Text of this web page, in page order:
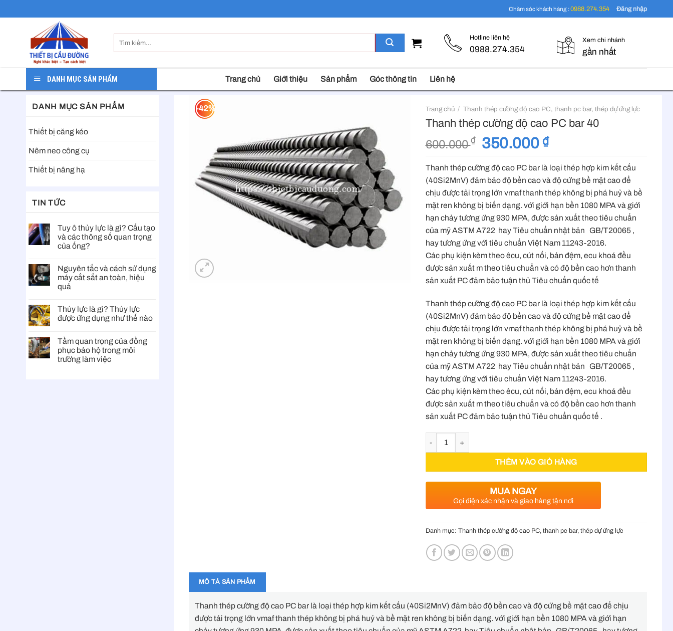
to
Chăm sóc khách hàng :0988.274.354 Đăng nhập
kiếm:
Hotline liên hệ
0988.274.354
Xem chi nhánh
gần nhất
DANH MỤC SẢN PHẨM Trang chủ Giới thiệu Sản phẩm Góc thông tin Liên hệ
DANH MỤC SẢN PHẨM
Thiết bị căng kéo
Nêm neo công cụ
Thiết bị nâng hạ
TIN TỨC
Tuy ô thủy lực là gì? Cấu tạo
và các thông số quan trọng
của ống?
Nguyên tắc và cách sử dụng
máy cắt sắt an toàn, hiệu
quả
Thủy lực là gì? Thủy lực
được ứng dụng như thế nào
Tầm quan trọng của đồng
phục bảo hộ trong môi
trường làm việc
-42% Trang chủ / Thanh thép cường độ cao PC, thanh pc bar, thép dự ứng lực
Thanh thép cường độ cao PC bar 40
600.000₫
Giá
gốc
là:
600.000 ₫.
350.000 ₫Giá
tại
là:
350.000 ₫.
Thanh thép cường độ cao PC bar là loại thép hợp kim kết cấu
(40Si2MnV) đảm bảo độ bền cao và độ cứng bề mặt cao để
chịu được tải trọng lớn vmaf thanh thép không bị phá huỷ và bề
mặt ren không bị biến dạng. với giới hạn bền 1080 MPA và giới
hạn chảy tương ứng 930 MPA, được sản xuất theo tiêu chuẩn
của mỹ ASTM A722 hay Tiêu chuẩn nhật bản GB/T20065 ,
hay tương ứng với tiêu chuẩn Việt Nam 11243-2016.
Các phụ kiện kèm theo êcu, cút nối, bản đệm, ecu khoá đều
được sản xuất m theo tiêu chuẩn và có độ bền cao hơn thanh
sản xuất PC đảm bảo tuận thủ Tiêu chuẩn quốc tế
Thanh thép cường độ cao PC bar là loại thép hợp kim kết cấu
(40Si2MnV) đảm bảo độ bền cao và độ cứng bề mặt cao để
chịu được tải trọng lớn vmaf thanh thép không bị phá huỷ và bề
mặt ren không bị biến dạng. với giới hạn bền 1080 MPA và giới
hạn chảy tương ứng 930 MPA, được sản xuất theo tiêu chuẩn
của mỹ ASTM A722 hay Tiêu chuẩn nhật bản GB/T20065 ,
hay tương ứng với tiêu chuẩn Việt Nam 11243-2016.
Các phụ kiện kèm theo êcu, cút nối, bản đệm, ecu khoá đều
được sản xuất m theo tiêu chuẩn và có độ bền cao hơn thanh
sản xuất PC đảm bảo tuận thủ Tiêu chuẩn quốc tế .
THÊM VÀO GIỎ HÀNG
MUA NGAY
Gọi điện xác nhận và giao hàng tận nơi
Danh mục: Thanh thép cường độ cao PC, thanh pc bar, thép dự ứng lực
MÔ TẢ SẢN PHẨM
Thanh thép cường độ cao PC bar là loại thép hợp kim kết cấu (40Si2MnV) đảm bảo độ bền cao và độ cứng bề mặt cao để chịu
được tải trọng lớn vmaf thanh thép không bị phá huỷ và bề mặt ren không bị biến dạng. với giới hạn bền 1080 MPA và giới hạn